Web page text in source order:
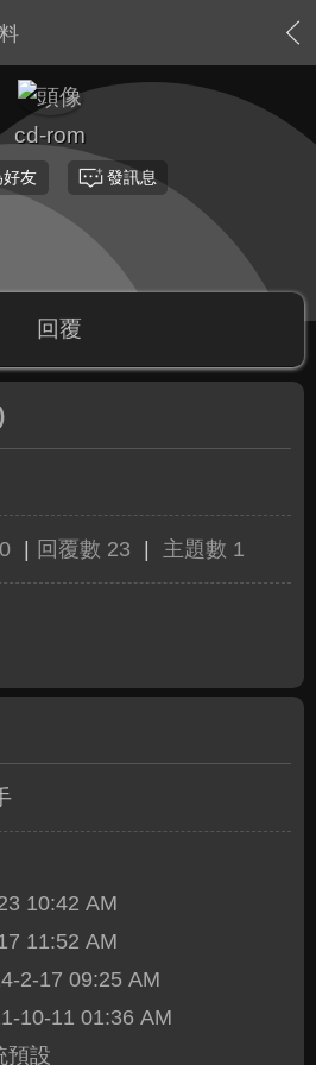
cd-rom
好友 發訊息
回覆
回覆數 23 主題數 1
10:42 AM
11:52 AM
2-17 09:25 AM
10-11 01:36 AM
預設